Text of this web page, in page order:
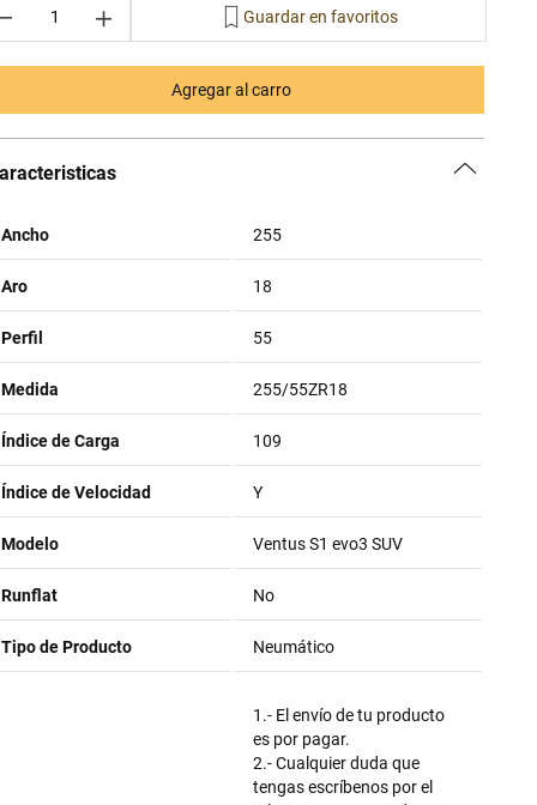
＋
Agregar al carro
Ancho 255
Aro 18
Perfil 55
Medida 255/55ZR18
Índice de Carga 109
Índice de Velocidad Y
Modelo Ventus S1 evo3 SUV
Runflat No
Tipo de Producto Neumático
1.- El envío de tu producto
es por pagar.
2.- Cualquier duda que
tengas escríbenos por el